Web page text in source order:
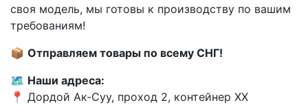
своя модель, мы готовы к производству по вашим
требованиям!
📦 Отправляем товары по всему СНГ!
🗺️ Наши адреса:
📍 Дордой Ак-Суу, проход 2, контейнер XX